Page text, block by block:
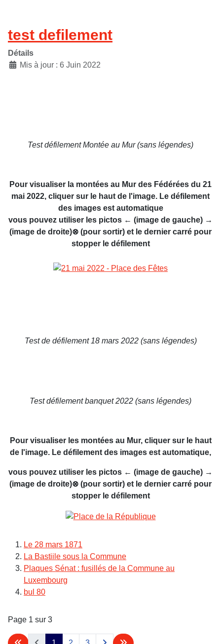
test defilement
Détails
Mis à jour : 6 Juin 2022
Test défilement Montée au Mur (sans légendes)
Pour visualiser la montées au Mur des Fédérées du 21
mai 2022, cliquer sur le haut de l'image. Le défilement
des images est automatique
vous pouvez utiliser les pictos ← (image de gauche) →
(image de droite)⊗ (pour sortir) et le dernier carré pour
stopper le défilement
Test de défilement 18 mars 2022 (sans légendes)
Test défilement banquet 2022 (sans légendes)
Pour visualiser les montées au Mur, cliquer sur le haut
de l'image. Le défilement des images est automatique,
vous pouvez utiliser les pictos ← (image de gauche) →
(image de droite)⊗ (pour sortir) et le dernier carré pour
stopper le défilement
Le 28 mars 1871
La Bastiile sous la Commune
Plaques Sénat : fusillés de la Commune au
Luxembourg
bul 80
Page 1 sur 3